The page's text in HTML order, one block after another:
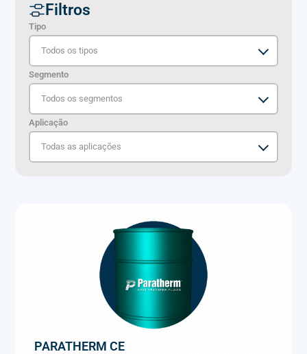
Filtros
Tipo
Segmento
Aplicação
PARATHERM CE